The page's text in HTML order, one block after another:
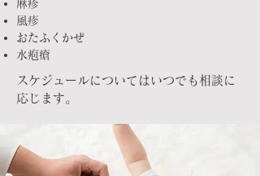
麻疹
風疹
おたふくかぜ
水疱瘡
スケジュールについてはいつでも相談に
応じます。